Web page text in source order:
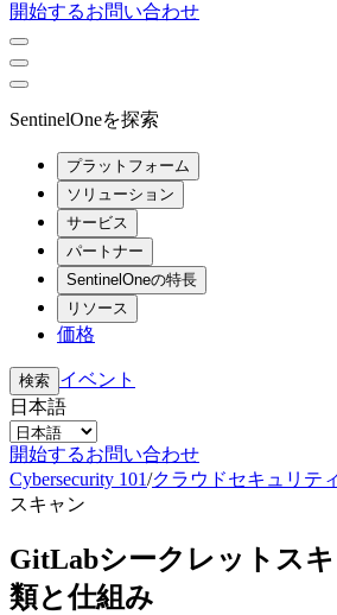
開始するお問い合わせ
SentinelOneを探索
プラットフォーム
ソリューション
サービス
パートナー
SentinelOneの特長
リソース
価格
検索 イベント
日本語
開始するお問い合わせ
Cybersecurity 101/クラウドセキュリティ
スキャン
GitLabシークレットス
類と仕組み